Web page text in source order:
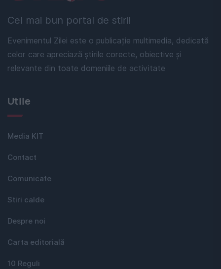
Cel mai bun portal de stiri!
Evenimentul Zilei este o publicație multimedia, dedicată
celor care apreciază știrile corecte, obiective și
relevante din toate domeniile de activitate
Utile
Media KIT
Contact
Comunicate
Stiri calde
Despre noi
Carta editorială
10 Reguli